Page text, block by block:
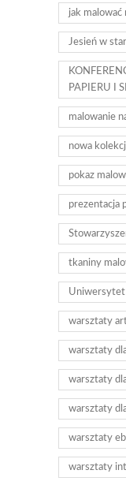
jak malować
Jesień w
PAPIERU I
malowanie
nowa
pokaz
prezentacja
tkaniny
Uniwersytet
warsztaty
warsztaty
warsztaty
warsztaty
warsztaty
warsztaty